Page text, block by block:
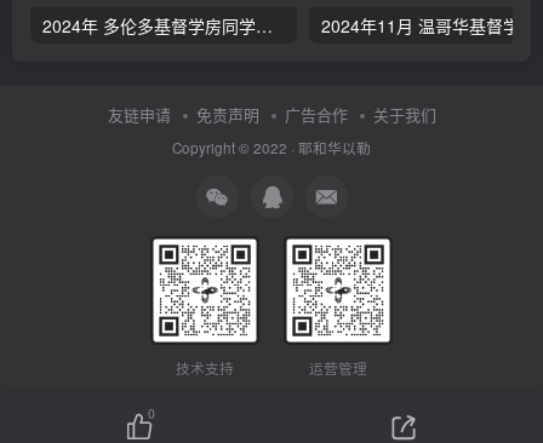
2024年 多伦多基督学房同学聚会：有福的教会（帖后1：1-5） 刘志雄
友链申请 免责声明 广告合作 关于我们
Copyright © 2022 · 耶和华以勒
技术支持 运营管理
0